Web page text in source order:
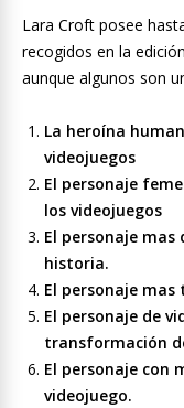
k p
Lara Croft posee
recogidos en la
aunque algunos son
La heroína
videojuegos
El personaje
los videojuegos
El personaje
historia.
El personaje
El personaje de
transformación
El personaje con
videojuego.